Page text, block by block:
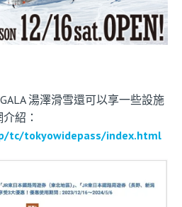
湯澤滑雪還可以享一些設施
紹：
tc/tokyowidepass/index.html